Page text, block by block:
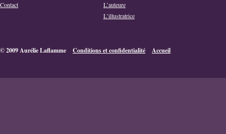
Contact
L’auteure
L’illustratrice
© 2009 Aurélie Laflamme Conditions et confidentialité Accueil